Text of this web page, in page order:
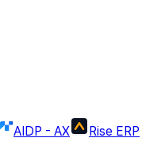
AIDP - AX Rise ERP